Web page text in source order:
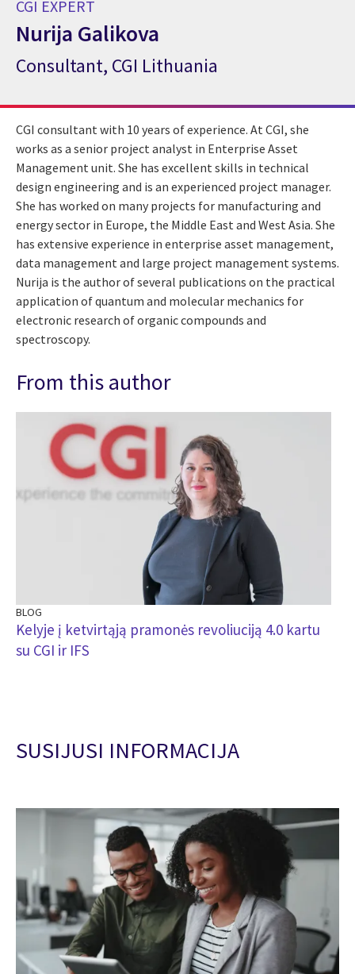
CGI EXPERT
Nurija Galikova
CGI Expert Nurija Galikova
Consultant, CGI Lithuania
CGI consultant with 10 years of experience. At CGI, she
works as a senior project analyst in Enterprise Asset
Management unit. She has excellent skills in technical
design engineering and is an experienced project manager.
She has worked on many projects for manufacturing and
energy sector in Europe, the Middle East and West Asia. She
has extensive experience in enterprise asset management,
data management and large project management systems.
Nurija is the author of several publications on the practical
application of quantum and molecular mechanics for
electronic research of organic compounds and
spectroscopy.
From this author
BLOG
Kelyje į ketvirtąją pramonės revoliuciją 4.0 kartu
su CGI ir IFS
SUSIJUSI INFORMACIJA